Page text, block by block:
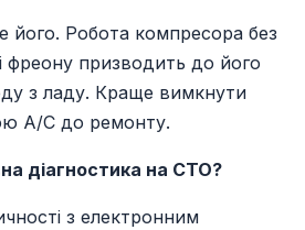
його. Робота компресора без
фреону призводить до його
з ладу. Краще вимкнути
A/C до ремонту.
діагностика на СТО?
з електронним